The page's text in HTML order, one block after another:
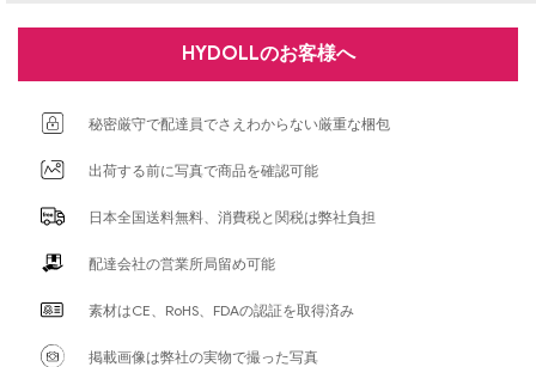
HYDOLLのお客様へ
秘密厳守で配達員でさえわからない厳重な梱包
出荷する前に写真で商品を確認可能
日本全国送料無料、消費税と関税は弊社負担
配達会社の営業所局留め可能
素材はCE、RoHS、FDAの認証を取得済み
掲載画像は弊社の実物で撮った写真